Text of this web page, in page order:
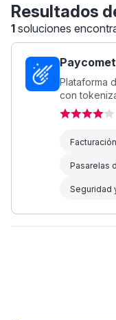
Resultados
1 soluciones
Paycomet
Plataforma
con
Pasarelas
Seguridad